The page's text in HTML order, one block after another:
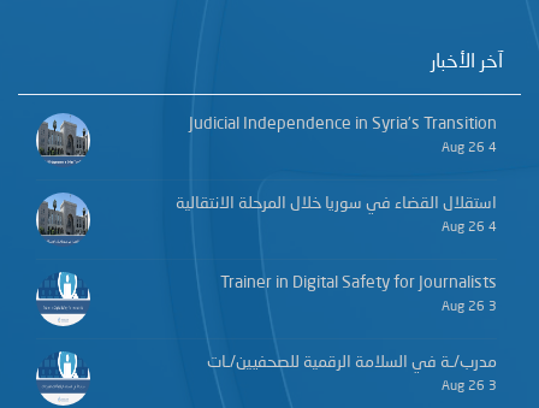
آخر الأخبار
Judicial Independence in Syria’s Transition
4 Aug 26
استقلال القضاء في سوريا خلال المرحلة الانتقالية
4 Aug 26
Trainer in Digital Safety for Journalists
3 Aug 26
مدرب/ـة في السلامة الرقمية للصحفيين/ـات
3 Aug 26